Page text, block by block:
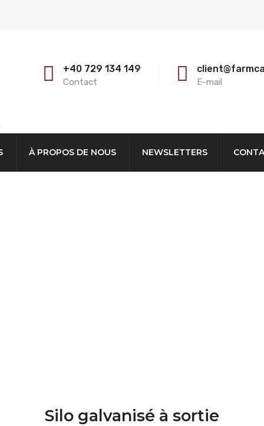
+40 729 134 149
Contact E-mail
À PROPOS DE NOUS NEWSLETTERS
Silo galvanisé à sortie